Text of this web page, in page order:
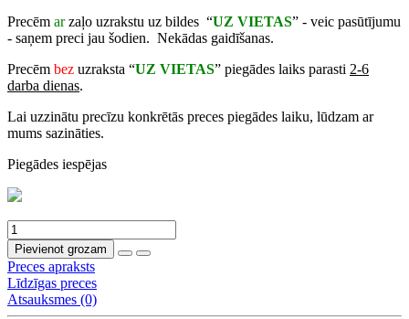
Precēm arzaļo uzrakstu uz bildes “UZ VIETAS” - veic pasūtījumu
- saņem preci jau šodien. Nekādas gaidīšanas.
Precēm bez uzraksta “UZ VIETAS” piegādes laiks parasti 2-6
darba dienas.
Lai uzzinātu precīzu konkrētās preces piegādes laiku, lūdzam ar
mums sazināties.
Piegādes iespējas
Pievienot grozam
Preces apraksts
Līdzīgas preces
Atsauksmes (0)